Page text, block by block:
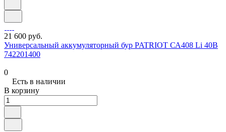
21 600 руб.
Универсальный аккумуляторный бур PATRIOT СА408 Li 40B
742201400
0
Есть в наличии
В корзину